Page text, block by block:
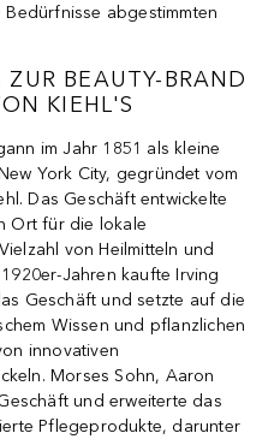
abgestimmten
BEAUTY-BRAND
KIEHL'S
im Jahr 1851 als kleine
York City, gegründet vom
Das Geschäft entwickelte
Ort für die lokale
von Heilmitteln und
Jahren kaufte Irving
Geschäft und setzte auf die
Wissen und pflanzlichen
innovativen
Morses Sohn, Aaron
und erweiterte das
Pflegeprodukte, darunter